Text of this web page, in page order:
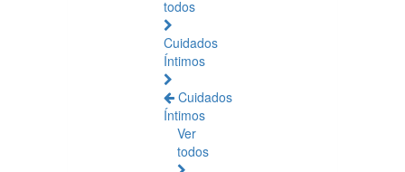
todos
Cuidados
Íntimos
Cuidados
Íntimos
Ver
todos